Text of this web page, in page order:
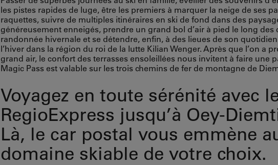
les pistes rapides de luge, être les premiers à marquer la neige de ses
raquettes, suivre de multiples itinéraires en ski de fond dans des
généreusement enneigés, prendre un grand bol d’air à pied le long des
randonnée hivernale et se détendre, enfin, à des lieues de son quotidien.
l’hiver dans la région du roi de la lutte Kilian Wenger. Après que l’on a
grand air, le confort des terrasses ensoleillées nous invitent à faire une
Magic Pass est valable sur les trois chemins de fer de montagne de
Voyagez en toute sérénité avec
RegioExpress jusqu’à Oey-
Là, le car postal vous emmène
domaine skiable de votre choix.